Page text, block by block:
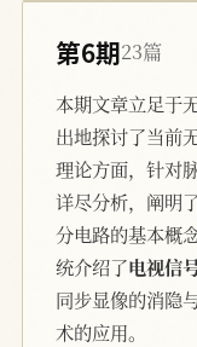
第6期23篇
本期文章立足于
出地探讨了当前
理论方面，针对
详尽分析，阐明
分电路的基本概
统介绍了电视信
同步显像的消隐
术的应用。